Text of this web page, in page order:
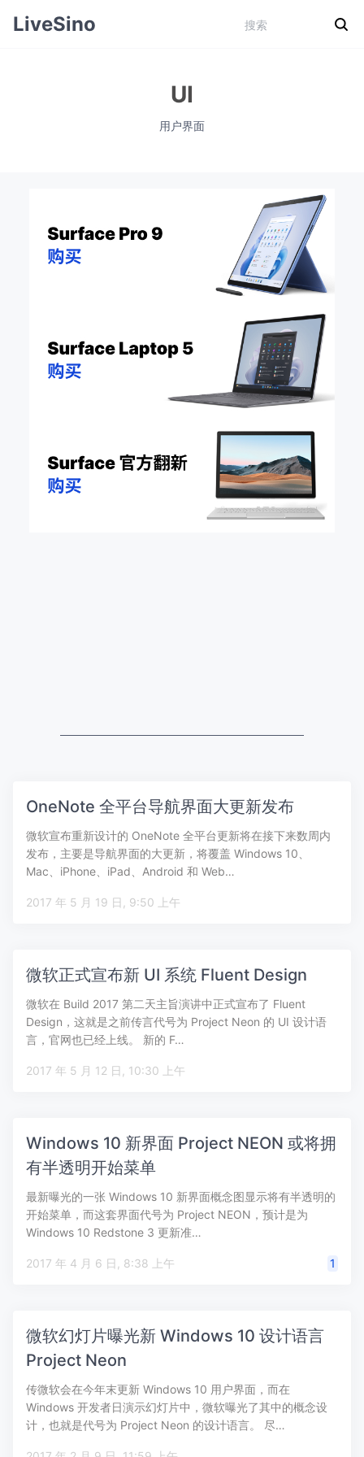
LiveSino
UI
用户界面
OneNote 全平台导航界面大更新发布
微软宣布重新设计的 OneNote 全平台更新将在接下来数周内
发布，主要是导航界面的大更新，将覆盖 Windows 10、
Mac、iPhone、iPad、Android 和 Web…
2017 年 5 月 19 日, 9:50 上午
微软正式宣布新 UI 系统 Fluent Design
微软在 Build 2017 第二天主旨演讲中正式宣布了 Fluent
Design，这就是之前传言代号为 Project Neon 的 UI 设计语
言，官网也已经上线。 新的 F…
2017 年 5 月 12 日, 10:30 上午
Windows 10 新界面 Project NEON 或将拥
有半透明开始菜单
最新曝光的一张 Windows 10 新界面概念图显示将有半透明的
开始菜单，而这套界面代号为 Project NEON，预计是为
Windows 10 Redstone 3 更新准…
2017 年 4 月 6 日, 8:38 上午 1
微软幻灯片曝光新 Windows 10 设计语言
Project Neon
传微软会在今年末更新 Windows 10 用户界面，而在
Windows 开发者日演示幻灯片中，微软曝光了其中的概念设
计，也就是代号为 Project Neon 的设计语言。 尽…